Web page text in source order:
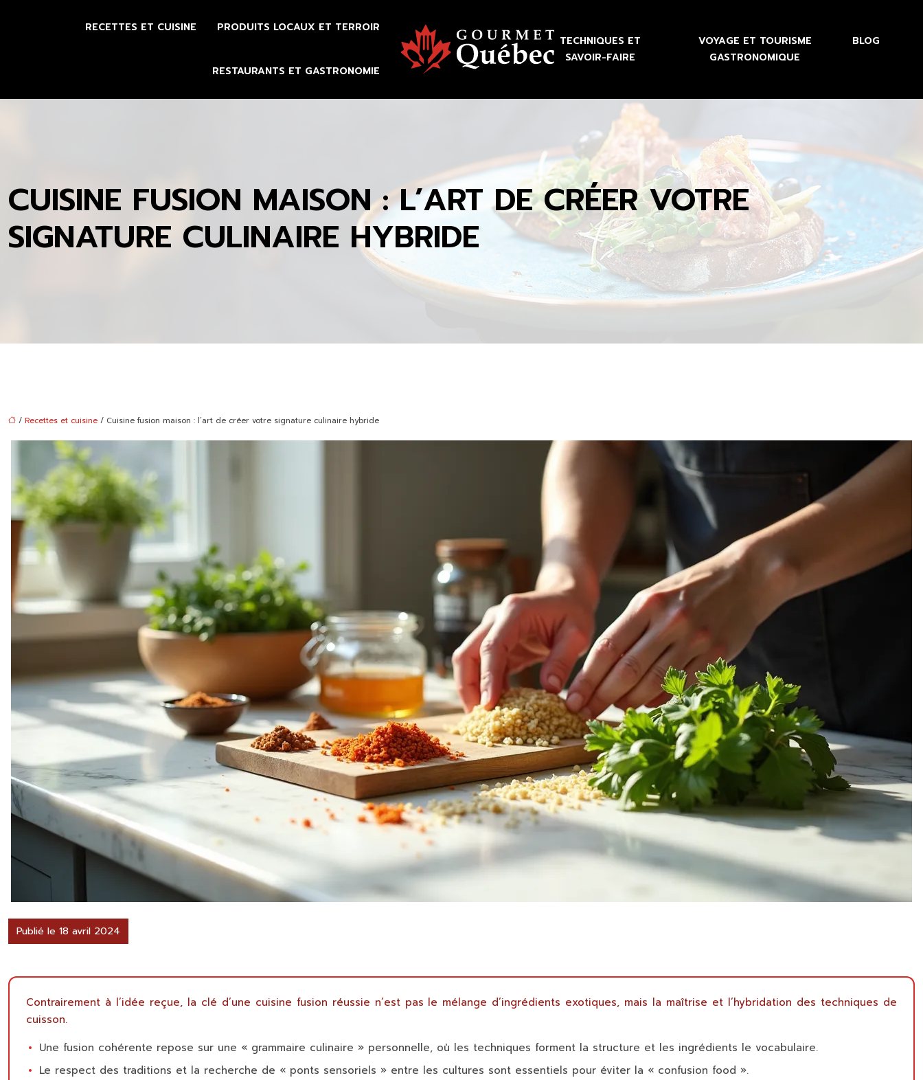
PRODUITS LOCAUX ET TERROIR
RECETTES ET CUISINE
RESTAURANTS ET GASTRONOMIE
TECHNIQUES ET
SAVOIR-FAIRE
VOYAGE ET TOURISME
GASTRONOMIQUE
BLOG
CUISINE FUSION MAISON : L’ART DE CRÉER VOTRE
SIGNATURE CULINAIRE HYBRIDE
/ Recettes et cuisine / Cuisine fusion maison : l’art de créer votre signature culinaire hybride
Publié le 18 avril 2024
Contrairement à l’idée reçue, la clé d’une cuisine fusion réussie n’est pas le mélange d’ingrédients exotiques, mais la maîtrise et l’hybridation des techniques de
cuisson.
Une fusion cohérente repose sur une « grammaire culinaire » personnelle, où les techniques forment la structure et les ingrédients le vocabulaire.
Le respect des traditions et la recherche de « ponts sensoriels » entre les cultures sont essentiels pour éviter la « confusion food ».